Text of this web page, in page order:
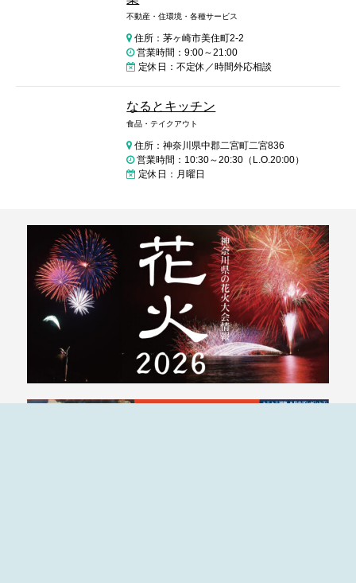
不動産・住環境・各種サービス
住所：茅ヶ崎市美住町2-2
営業時間：9:00～21:00
定休日：不定休／時間外応相談
なるとキッチン
食品・テイクアウト
住所：神奈川県中郡二宮町二宮836
営業時間：10:30～20:30（L.O.20:00）
定休日：月曜日